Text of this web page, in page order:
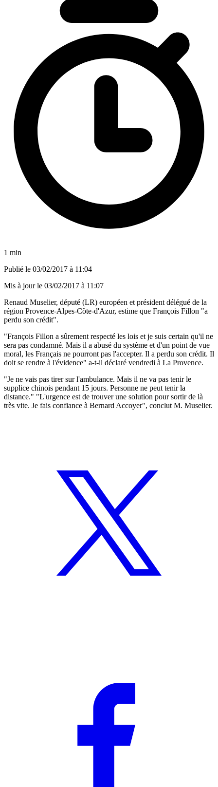
1 min
Publié le 03/02/2017 à 11:04
Mis à jour le 03/02/2017 à 11:07
Renaud Muselier, député (LR) européen et président délégué de la
région Provence-Alpes-Côte-d'Azur, estime que François Fillon "a
perdu son crédit".
"François Fillon a sûrement respecté les lois et je suis certain qu'il ne
sera pas condamné. Mais il a abusé du système et d'un point de vue
moral, les Français ne pourront pas l'accepter. Il a perdu son crédit. Il
doit se rendre à l'évidence" a-t-il déclaré vendredi à La Provence.
"Je ne vais pas tirer sur l'ambulance. Mais il ne va pas tenir le
supplice chinois pendant 15 jours. Personne ne peut tenir la
distance." "L'urgence est de trouver une solution pour sortir de là
très vite. Je fais confiance à Bernard Accoyer", conclut M. Muselier.